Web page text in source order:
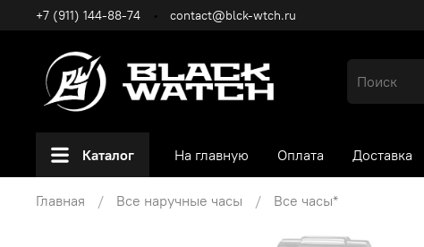
+7 (911) 144-88-74 contact@blck-wtch.ru
Каталог На главную Оплата Доставка
Главная Все наручные часы Все часы*